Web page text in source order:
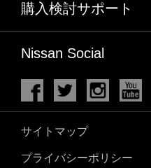
購入検討サポート
Nissan Social
サイトマップ
プライバシーポリシー